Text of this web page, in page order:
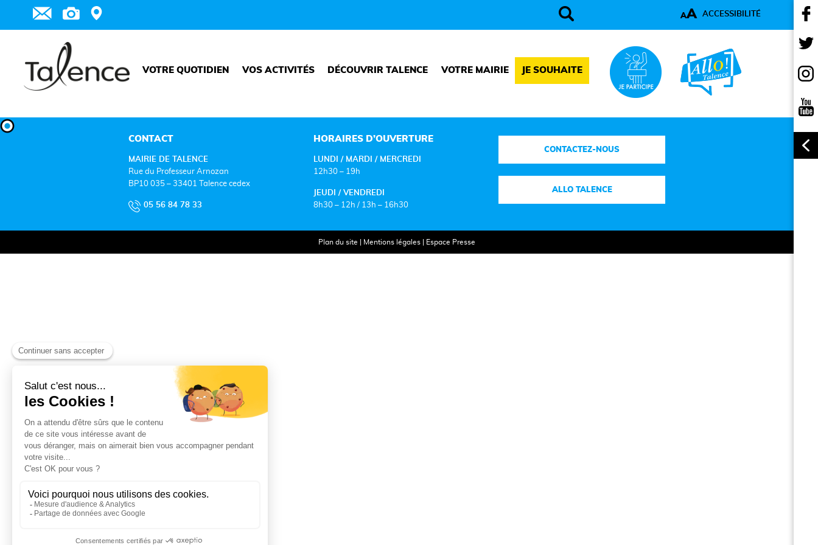
AA ACCESSIBILITÉ
VOTRE QUOTIDIEN VOS ACTIVITÉS DÉCOUVRIR TALENCE VOTRE MAIRIE JE SOUHAITE
CONTACT
MAIRIE DE TALENCE
Rue du Professeur Arnozan
BP10 035 – 33401 Talence cedex
05 56 84 78 33
HORAIRES D’OUVERTURE
LUNDI / MARDI / MERCREDI
12h30 – 19h
JEUDI / VENDREDI
8h30 – 12h / 13h – 16h30
CONTACTEZ-NOUS
ALLO TALENCE
Plan du site Mentions légales Espace Presse